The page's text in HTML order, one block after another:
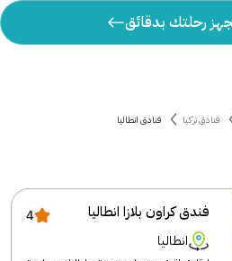
رحلتك بدقائق
فنادق تركيا فنادق انطاليا
فندق كراون بلازا انطاليا
4
انطاليا